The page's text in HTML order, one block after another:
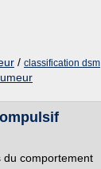
/ classification dsm
du comportement